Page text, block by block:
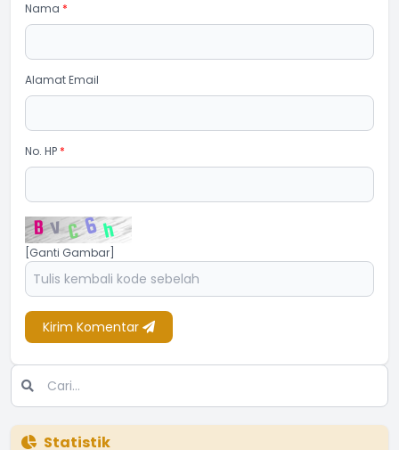
Nama *
Alamat Email
No. HP *
[Ganti Gambar]
Kirim Komentar
Statistik